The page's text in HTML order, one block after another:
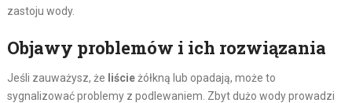
zastoju wody.
Objawy problemów i ich rozwiązania
Jeśli zauważysz, że liścieżółkną lub opadają, może to
sygnalizować problemy z podlewaniem. Zbyt dużo wody prowadzi